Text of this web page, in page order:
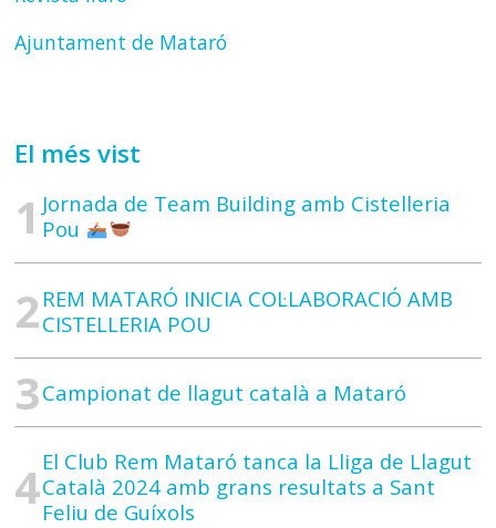
Ajuntament de Mataró
El més vist
Jornada de Team Building amb Cistelleria
Pou
REM MATARÓ INICIA COL·LABORACIÓ AMB
CISTELLERIA POU
Campionat de llagut català a Mataró
El Club Rem Mataró tanca la Lliga de Llagut
Català 2024 amb grans resultats a Sant
Feliu de Guíxols